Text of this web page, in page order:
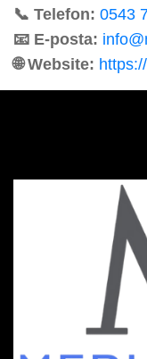
📞 Telefon: 0543
📧 E-posta:
🌐 Website: